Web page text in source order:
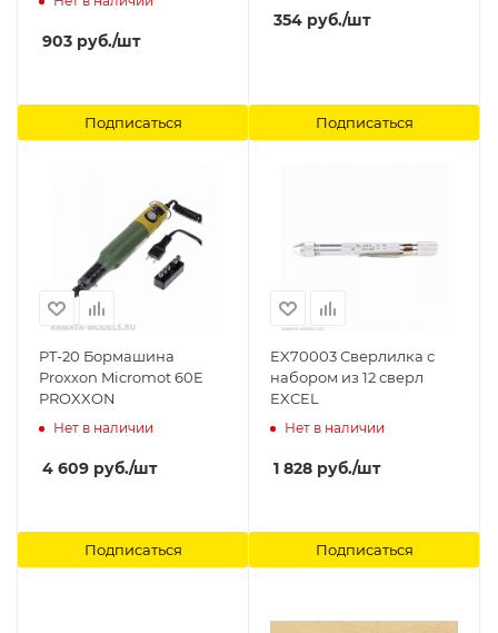
903 руб./шт
Подписаться
354 руб./шт
Подписаться
PT-20 Бормашина
Proxxon Micromot 60E
PROXXON
Нет в наличии
4 609 руб./шт
Подписаться
EX70003 Сверлилка с
набором из 12 сверл
EXCEL
Нет в наличии
1 828 руб./шт
Подписаться